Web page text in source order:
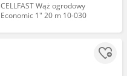
CELLFAST Wąż ogrodowy
Economic 1" 20 m 10-030